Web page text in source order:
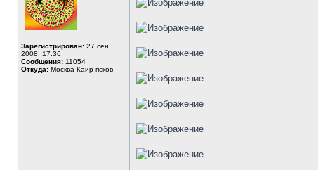
Зарегистрирован: 27 сен
2008, 17:36
Сообщения: 11054
Откуда: Москва-Каир-псков